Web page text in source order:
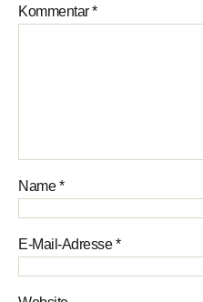
Kommentar*
Name*
E-Mail-Adresse*